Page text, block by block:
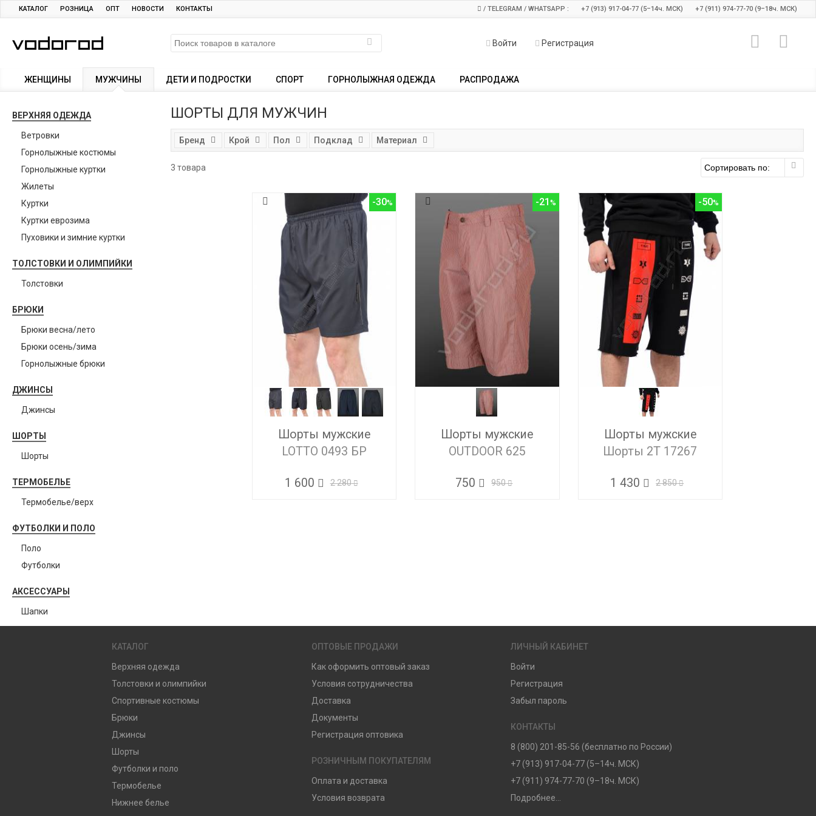
КАТАЛОГ РОЗНИЦА ОПТ НОВОСТИ КОНТАКТЫ / TELEGRAM / WHATSAPP : +7 (913) 917-04-77 (5–14ч. МСК) +7 (911) 974-77-70 (9–18ч. МСК)
Войти Регистрация
ЖЕНЩИНЫ МУЖЧИНЫ ДЕТИ И ПОДРОСТКИ СПОРТ ГОРНОЛЫЖНАЯ ОДЕЖДА РАСПРОДАЖА
ВЕРХНЯЯ ОДЕЖДА
Ветровки
Горнолыжные костюмы
Горнолыжные куртки
Жилеты
Куртки
Куртки еврозима
Пуховики и зимние куртки
ТОЛСТОВКИ И ОЛИМПИЙКИ
Толстовки
БРЮКИ
Брюки весна/лето
Брюки осень/зима
Горнолыжные брюки
ДЖИНСЫ
Джинсы
ШОРТЫ
Шорты
ТЕРМОБЕЛЬЕ
Термобелье/верх
ФУТБОЛКИ И ПОЛО
Поло
Футболки
АКСЕССУАРЫ
Шапки
ШОРТЫ ДЛЯ МУЖЧИН
Бренд Крой Пол Подклад Материал
3 товара
-30
Шорты мужские
LOTTO 0493 БР
1 600 2 280
-21
Шорты мужские
OUTDOOR 625
750 950
-50
Шорты мужские
Шорты 2T 17267
1 430 2 850
КАТАЛОГ
Верхняя одежда
Толстовки и олимпийки
Спортивные костюмы
Брюки
Джинсы
Шорты
Футболки и поло
Термобелье
Нижнее белье
ОПТОВЫЕ ПРОДАЖИ
Как оформить оптовый заказ
Условия сотрудничества
Доставка
Документы
Регистрация оптовика
РОЗНИЧНЫМ ПОКУПАТЕЛЯМ
Оплата и доставка
Условия возврата
ЛИЧНЫЙ КАБИНЕТ
Войти
Регистрация
Забыл пароль
КОНТАКТЫ
8 (800) 201-85-56 (бесплатно по России)
+7 (913) 917-04-77 (5–14ч. МСК)
+7 (911) 974-77-70 (9–18ч. МСК)
Подробнее...